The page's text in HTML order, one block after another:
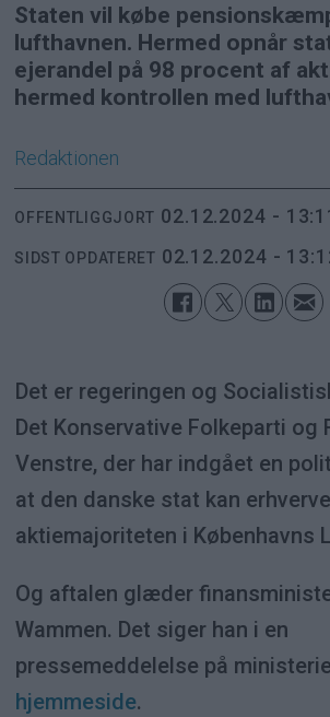
Staten vil købe
lufthavnen. Hermed opnår
ejerandel på 98 procent af
hermed kontrollen med
Redaktionen
OFFENTLIGGJORT 02.12.2024 -
SIDST OPDATERET 02.12.2024 -
Det er regeringen og
Det Konservative Folkeparti og
Venstre, der har indgået en
at den danske stat kan erhverve
aktiemajoriteten i Københavns
Og aftalen glæder
Wammen. Det siger han i en
pressemeddelelse på
hjemmeside.